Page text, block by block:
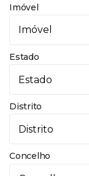
Imóvel
Estado
Distrito
Concelho